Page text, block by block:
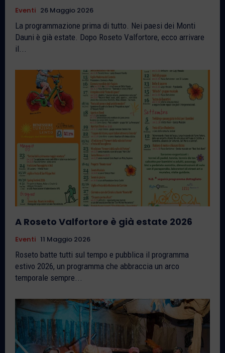
Eventi 26 Maggio 2026
La programmazione prima di tutto. Nei paesi dei Monti
Dauni è già estate. Dopo Roseto Valfortore, ecco arrivare
il...
A Roseto Valfortore è già estate 2026
Eventi 11 Maggio 2026
Roseto batte tutti sul tempo e pubblica il programma
estivo 2026, un programma che abbraccia un arco
temporale sempre...